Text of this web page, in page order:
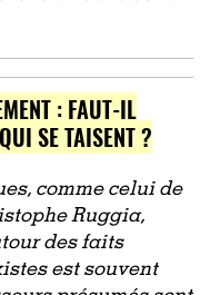
: FAUT-IL
SE TAISENT ?
comme celui de
Ruggia,
des faits
est souvent